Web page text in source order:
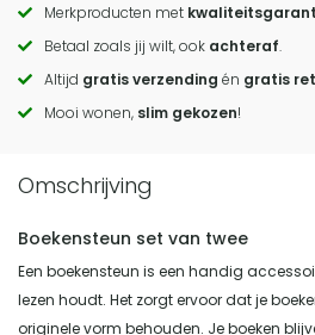
Call
to
actions
Merkproducten met
Betaal zoals jij wilt, ook achteraf.
Altijd gratis verzending én gratis
Mooi wonen, slim gekozen!
Boekensteun set van twee
Een boekensteun is een handig
lezen houdt. Het zorgt ervoor dat je
originele vorm behouden. Je boeken